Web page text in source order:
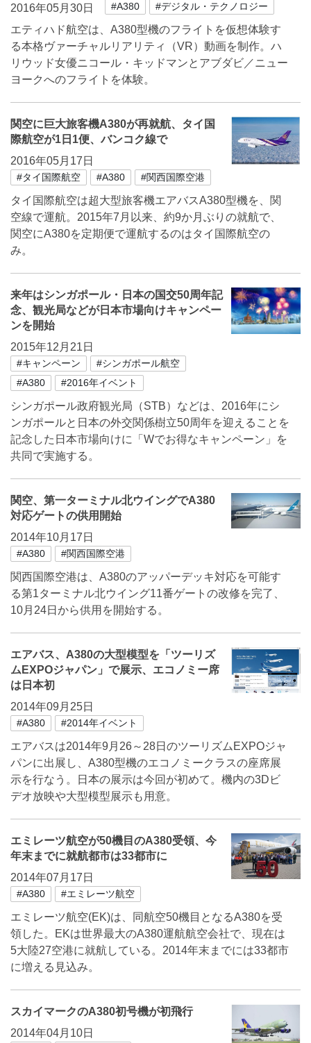
2016年05月30日
#A380 #デジタル・テクノロジー
エティハド航空は、A380型機のフライトを仮想体験す
る本格ヴァーチャルリアリティ（VR）動画を制作。ハ
リウッド女優ニコール・キッドマンとアブダビ／ニュー
ヨークへのフライトを体験。
関空に巨大旅客機A380が再就航、タイ国
際航空が1日1便、バンコク線で
2016年05月17日
#タイ国際航空 #A380 #関西国際空港
タイ国際航空は超大型旅客機エアバスA380型機を、関
空線で運航。2015年7月以来、約9か月ぶりの就航で、
関空にA380を定期便で運航するのはタイ国際航空の
み。
来年はシンガポール・日本の国交50周年記
念、観光局などが日本市場向けキャンペー
ンを開始
2015年12月21日
#キャンペーン
#シンガポール航空
#A380
#2016年イベント
シンガポール政府観光局（STB）などは、2016年にシ
ンガポールと日本の外交関係樹立50周年を迎えることを
記念した日本市場向けに「Wでお得なキャンペーン」を
共同で実施する。
関空、第一ターミナル北ウイングでA380
対応ゲートの供用開始
2014年10月17日
#A380 #関西国際空港
関西国際空港は、A380のアッパーデッキ対応を可能す
る第1ターミナル北ウイング11番ゲートの改修を完了、
10月24日から供用を開始する。
エアバス、A380の大型模型を「ツーリズ
ムEXPOジャパン」で展示、エコノミー席
は日本初
2014年09月25日
#A380 #2014年イベント
エアバスは2014年9月26～28日のツーリズムEXPOジャ
パンに出展し、A380型機のエコノミークラスの座席展
示を行なう。日本の展示は今回が初めて。機内の3Dビ
デオ放映や大型模型展示も用意。
エミレーツ航空が50機目のA380受領、今
年末までに就航都市は33都市に
2014年07月17日
#A380 #エミレーツ航空
エミレーツ航空(EK)は、同航空50機目となるA380を受
領した。EKは世界最大のA380運航航空会社で、現在は
5大陸27空港に就航している。2014年末までには33都市
に増える見込み。
スカイマークのA380初号機が初飛行
2014年04月10日